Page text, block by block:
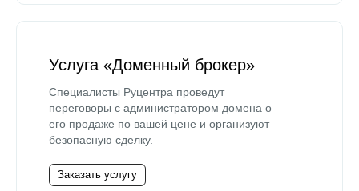
Услуга «Доменный брокер»
Специалисты Руцентра проведут
переговоры с администратором домена о
его продаже по вашей цене и организуют
безопасную сделку.
Заказать услугу